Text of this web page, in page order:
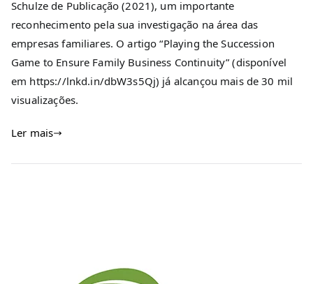
Schulze de Publicação (2021), um importante
reconhecimento pela sua investigação na área das
empresas familiares. O artigo “Playing the Succession
Game to Ensure Family Business Continuity” (disponível
em https://lnkd.in/dbW3s5Qj) já alcançou mais de 30 mil
visualizações.
Ler mais